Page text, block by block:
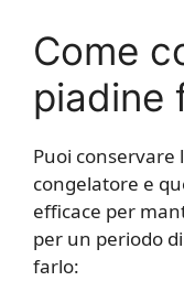
Come
piadine
Puoi conservare
congelatore e
efficace per
per un periodo
farlo: